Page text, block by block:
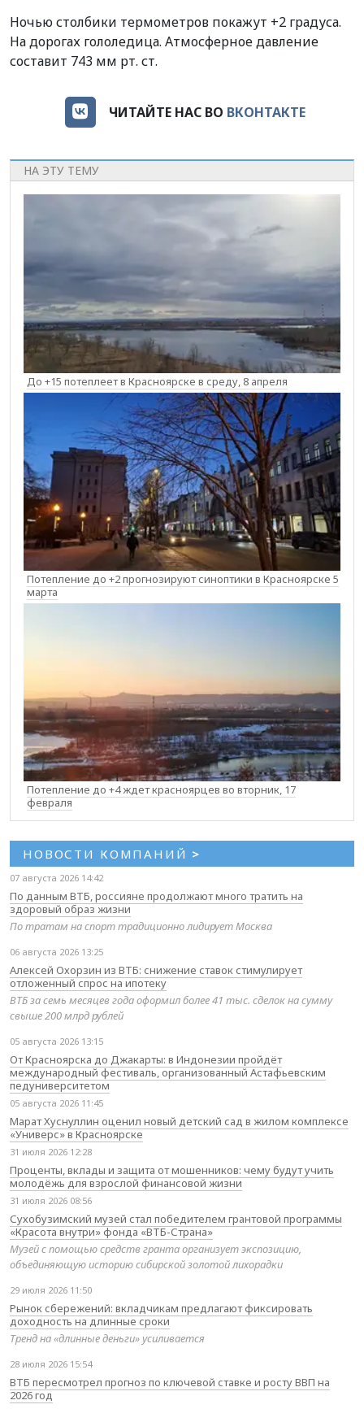
Ночью столбики термометров покажут +2 градуса.
На дорогах гололедица. Атмосферное давление
составит 743 мм рт. ст.
ЧИТАЙТЕ НАС ВО ВКОНТАКТЕ
НА ЭТУ ТЕМУ
До +15 потеплеет в Красноярске в среду, 8 апреля
Потепление до +2 прогнозируют синоптики в Красноярске 5
марта
Потепление до +4 ждет красноярцев во вторник, 17
февраля
НОВОСТИ КОМПАНИЙ >
07 августа 2026 14:42
По данным ВТБ, россияне продолжают много тратить на
здоровый образ жизни
По тратам на спорт традиционно лидирует Москва
06 августа 2026 13:25
Алексей Охорзин из ВТБ: снижение ставок стимулирует
отложенный спрос на ипотеку
ВТБ за семь месяцев года оформил более 41 тыс. сделок на сумму
свыше 200 млрд рублей
05 августа 2026 13:15
От Красноярска до Джакарты: в Индонезии пройдёт
международный фестиваль, организованный Астафьевским
педуниверситетом
05 августа 2026 11:45
Марат Хуснуллин оценил новый детский сад в жилом комплексе
«Универс» в Красноярске
31 июля 2026 12:28
Проценты, вклады и защита от мошенников: чему будут учить
молодёжь для взрослой финансовой жизни
31 июля 2026 08:56
Сухобузимский музей стал победителем грантовой программы
«Красота внутри» фонда «ВТБ-Страна»
Музей с помощью средств гранта организует экспозицию,
объединяющую историю сибирской золотой лихорадки
29 июля 2026 11:50
Рынок сбережений: вкладчикам предлагают фиксировать
доходность на длинные сроки
Тренд на «длинные деньги» усиливается
28 июля 2026 15:54
ВТБ пересмотрел прогноз по ключевой ставке и росту ВВП на
2026 год